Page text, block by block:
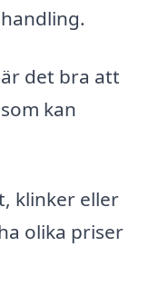
det bra att
kan
klinker eller
olika priser